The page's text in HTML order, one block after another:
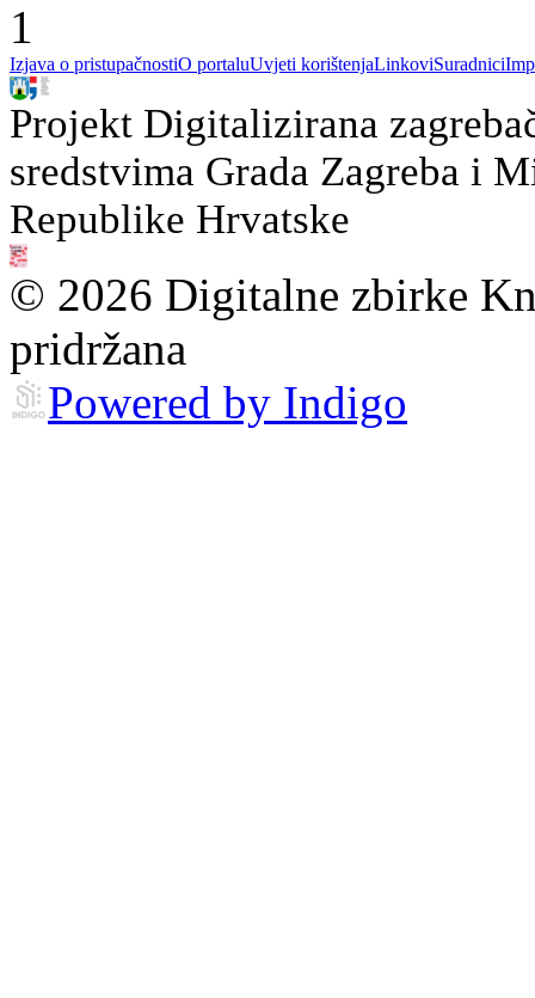
1
Izjava o pristupačnostiO portaluUvjeti korištenjaLinkoviSuradnici
Projekt Digitalizirana
sredstvima Grada Zagreba i
Republike Hrvatske
© 2026 Digitalne zbirke
pridržana
Powered by Indigo